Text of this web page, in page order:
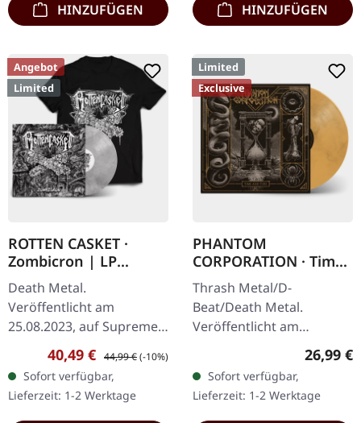
HINZUFÜGEN HINZUFÜGEN
Angebot
Limited
ROTTEN CASKET ·
Zombicron | LP
BUNDLE
Death Metal.
Veröffentlicht am
25.08.2023, auf Supreme
Chaos Records.
EXKLUSIVES PREORDER
BUDNLE! Die ersten 50
nummerierten Exemplare
Verkaufspreis:
40,49 € Regulärer Preis:
44,99 €(-10%)
Sofort verfügbar,
Lieferzeit: 1-2 Werktage
Limited
Exclusive
PHANTOM
CORPORATION · Time
And Tide | ORANGE
MARBLED LP
Thrash Metal/D-
Beat/Death Metal.
Veröffentlicht am
12.12.2025, auf Supreme
Chaos Records. Orange
marmoriertes Vinyl mit
Insert. Limitiert auf 150…
26,99 €
Sofort verfügbar,
Lieferzeit: 1-2 Werktage